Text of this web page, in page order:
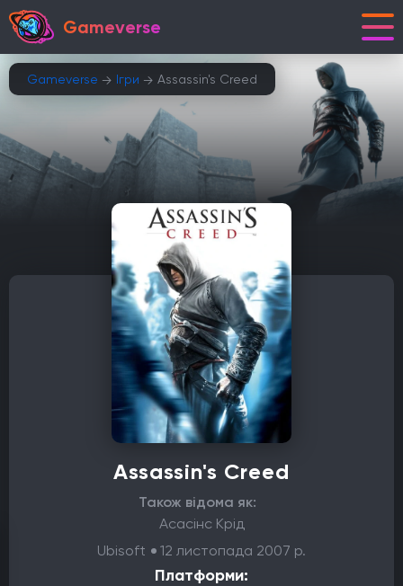
Gameverse
Gameverse Ігри Assassin's Creed
Assassin's Creed
Також відома як:
Асасінс Крід
Ubisoft
12 листопада 2007 р.
Платформи: